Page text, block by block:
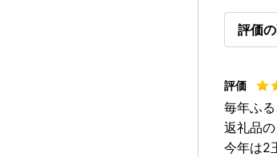
評価
毎年ふ
返礼品
今年は2